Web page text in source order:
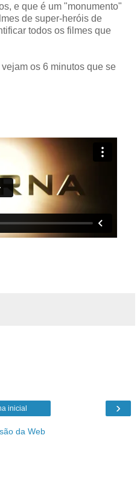
e que é um "monumento"
de super-heróis de
todos os filmes que
os 6 minutos que se
›
inicial
da Web